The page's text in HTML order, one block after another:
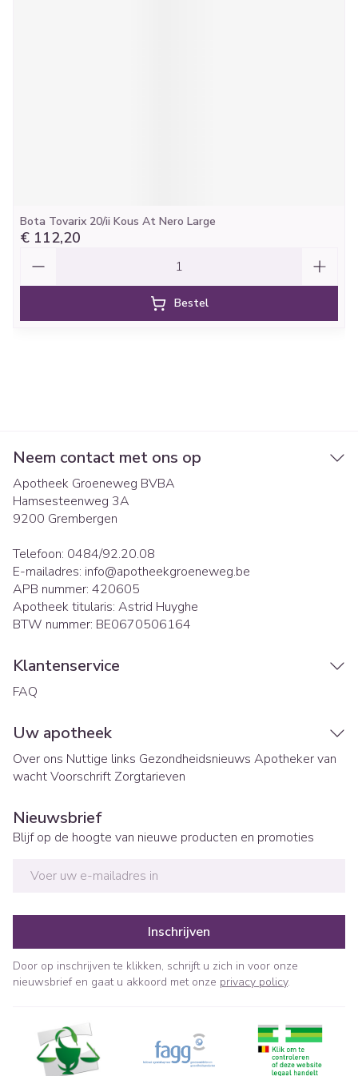
Bota Tovarix 20/ii Kous At Nero Large
€ 112,20
Bestel
Neem contact met ons op
Apotheek Groeneweg BVBA
Hamsesteenweg 3A
9200 Grembergen
Telefoon: 0484/92.20.08
E-mailadres: info@apotheekgroeneweg.be
APB nummer: 420605
Apotheek titularis: Astrid Huyghe
BTW nummer: BE0670506164
Klantenservice
FAQ
Uw apotheek
Over ons Nuttige links Gezondheidsnieuws Apotheker van
wachtVoorschrift Zorgtarieven
Nieuwsbrief
Blijf op de hoogte van nieuwe producten en promoties
Inschrijven
Door op inschrijven te klikken, schrijft u zich in voor onze
nieuwsbrief en gaat u akkoord met onze privacy policy.